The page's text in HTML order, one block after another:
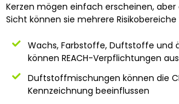
Kerzen mögen einfach erscheinen,
Sicht können sie mehrere Risikobereiche
Wachs, Farbstoffe, Duftstoffe und
können REACH-Verpflichtungen
Duftstoffmischungen können die
Kennzeichnung beeinflussen